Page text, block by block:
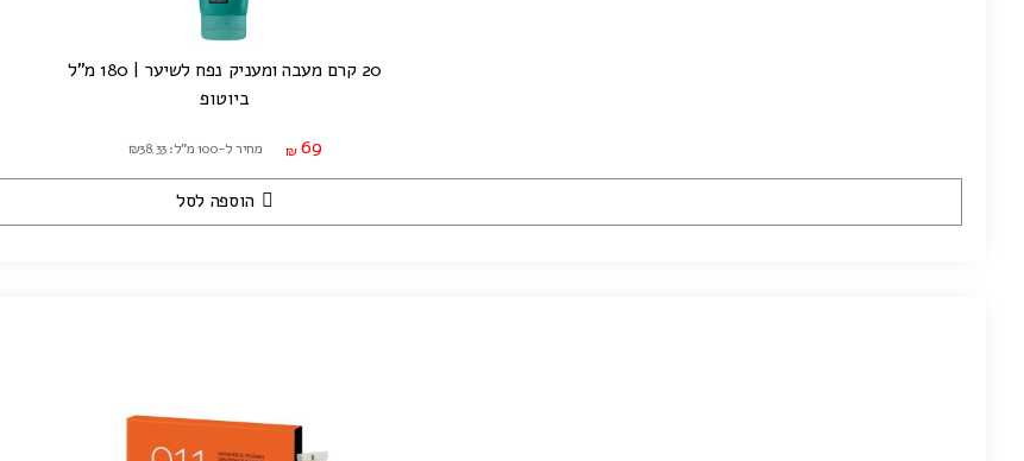
20 קרם מעבה ומעניק נפח לשיער | 180 מ"ל
ביוטופ
₪ 69 מחיר ל-100 מ"ל: ₪38.33
הוספה לסל